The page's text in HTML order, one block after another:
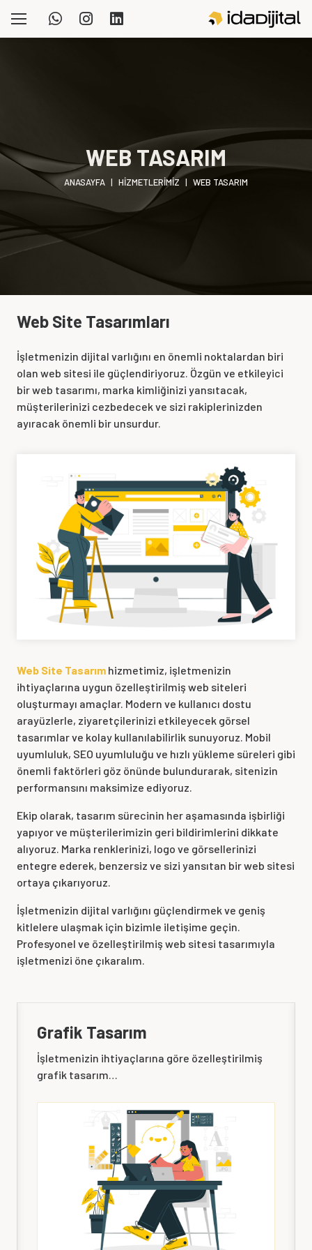
WEB TASARIM
ANASAYFA | HIZMETLERIMIZ | WEB TASARIM
Web Site Tasarımları
İşletmenizin dijital varlığını en önemli noktalardan biri
olan web sitesi ile güçlendiriyoruz. Özgün ve etkileyici
bir web tasarımı, marka kimliğinizi yansıtacak,
müşterilerinizi cezbedecek ve sizi rakiplerinizden
ayıracak önemli bir unsurdur.
Web Site Tasarım hizmetimiz, işletmenizin
ihtiyaçlarına uygun özelleştirilmiş web siteleri
oluşturmayı amaçlar. Modern ve kullanıcı dostu
arayüzlerle, ziyaretçilerinizi etkileyecek görsel
tasarımlar ve kolay kullanılabilirlik sunuyoruz. Mobil
uyumluluk, SEO uyumluluğu ve hızlı yükleme süreleri gibi
önemli faktörleri göz önünde bulundurarak, sitenizin
performansını maksimize ediyoruz.
Ekip olarak, tasarım sürecinin her aşamasında işbirliği
yapıyor ve müşterilerimizin geri bildirimlerini dikkate
alıyoruz. Marka renklerinizi, logo ve görsellerinizi
entegre ederek, benzersiz ve sizi yansıtan bir web sitesi
ortaya çıkarıyoruz.
İşletmenizin dijital varlığını güçlendirmek ve geniş
kitlelere ulaşmak için bizimle iletişime geçin.
Profesyonel ve özelleştirilmiş web sitesi tasarımıyla
işletmenizi öne çıkaralım.
Grafik Tasarım
İşletmenizin ihtiyaçlarına göre özelleştirilmiş
grafik tasarım…